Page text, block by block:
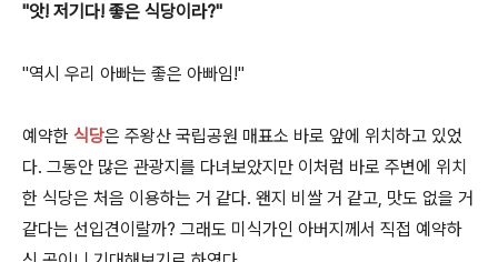
"앗! 저기다! 좋은 식당이라?"
"역시 우리 아빠는 좋은 아빠임!"
예약한 식당은 주왕산 국립공원 매표소 바로 앞에 위치하고 있었
다. 그동안 많은 관광지를 다녀보았지만 이처럼 바로 주변에 위치
한 식당은 처음 이용하는 거 같다. 왠지 비쌀 거 같고, 맛도 없을 거
같다는 선입견이랄까? 그래도 미식가인 아버지께서 직접 예약하